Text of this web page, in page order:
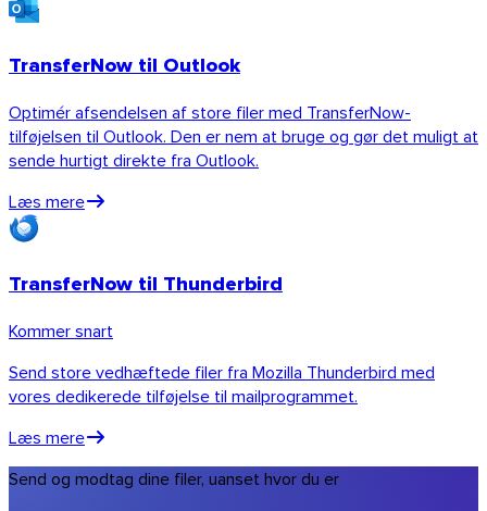
Android
Udvidelser
TransferNow til Outlook
Optimér afsendelsen af store filer med TransferNow-
tilføjelsen til Outlook. Den er nem at bruge og gør det muligt at
sende hurtigt direkte fra Outlook.
Læs mere
TransferNow til Thunderbird
Kommer snart
Send store vedhæftede filer fra Mozilla Thunderbird med
vores dedikerede tilføjelse til mailprogrammet.
Læs mere
Send og modtag dine filer, uanset hvor du er